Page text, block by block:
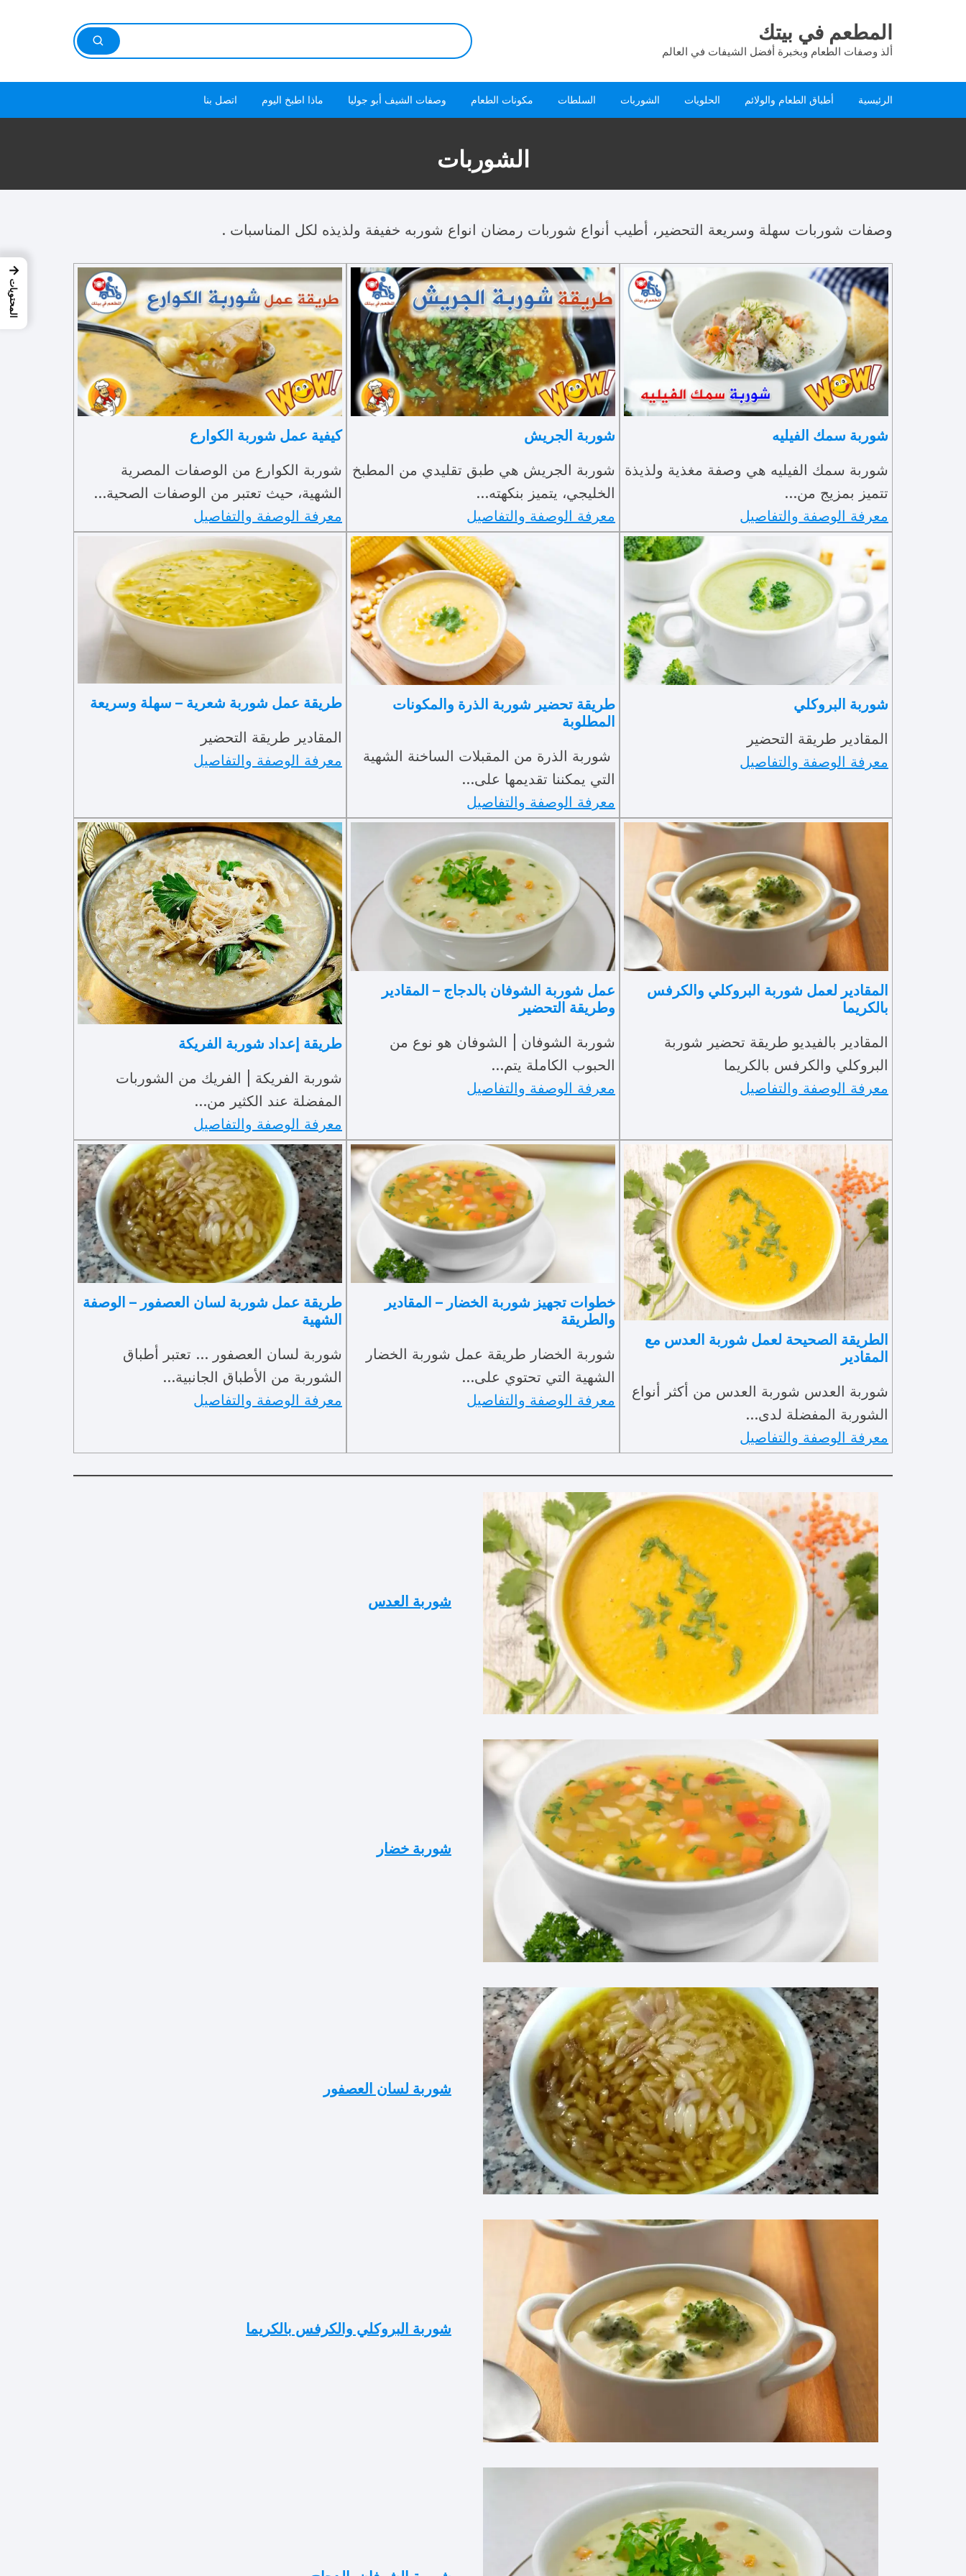
المطعم في بيتك
ألذ وصفات الطعام وبخبرة أفضل الشيفات في العالم
البحث
عن:
الرئيسية أطباق الطعام والولائم الحلويات الشوربات السلطات مكونات الطعام وصفات الشيف أبو جوليا ماذا اطبخ اليوم اتصل بنا
الشوربات
وصفات شوربات سهلة وسريعة التحضير، أطيب أنواع شوربات رمضان انواع شوربه خفيفة ولذيذه لكل المناسبات .
شوربة سمك الفيليه
شوربة سمك الفيليه هي وصفة مغذية ولذيذة
تتميز بمزيج من…
معرفة الوصفة والتفاصيل
شوربة الجريش
شوربة الجريش هي طبق تقليدي من المطبخ
الخليجي، يتميز بنكهته…
معرفة الوصفة والتفاصيل
كيفية عمل شوربة الكوارع
شوربة الكوارع من الوصفات المصرية
الشهية، حيث تعتبر من الوصفات الصحية…
معرفة الوصفة والتفاصيل
شوربة البروكلي
المقادير طريقة التحضير
معرفة الوصفة والتفاصيل
طريقة تحضير شوربة الذرة والمكونات
المطلوبة
شوربة الذرة من المقبلات الساخنة الشهية
التي يمكننا تقديمها على…
معرفة الوصفة والتفاصيل
طريقة عمل شوربة شعرية – سهلة وسريعة
المقادير طريقة التحضير
معرفة الوصفة والتفاصيل
المقادير لعمل شوربة البروكلي والكرفس
بالكريما
المقادير بالفيديو طريقة تحضير شوربة
البروكلي والكرفس بالكريما
معرفة الوصفة والتفاصيل
عمل شوربة الشوفان بالدجاج – المقادير
وطريقة التحضير
شوربة الشوفان | الشوفان هو نوع من
الحبوب الكاملة يتم…
معرفة الوصفة والتفاصيل
طريقة إعداد شوربة الفريكة
شوربة الفريكة | الفريك من الشوربات
المفضلة عند الكثير من…
معرفة الوصفة والتفاصيل
الطريقة الصحيحة لعمل شوربة العدس مع
المقادير
شوربة العدس شوربة العدس من أكثر أنواع
الشوربة المفضلة لدى…
معرفة الوصفة والتفاصيل
خطوات تجهيز شوربة الخضار – المقادير
والطريقة
شوربة الخضار طريقة عمل شوربة الخضار
الشهية التي تحتوي على…
معرفة الوصفة والتفاصيل
طريقة عمل شوربة لسان العصفور – الوصفة
الشهية
شوربة لسان العصفور … تعتبر أطباق
الشوربة من الأطباق الجانبية…
معرفة الوصفة والتفاصيل
شوربة العدس
شوربة خضار
شوربة لسان العصفور
شوربة البروكلي والكرفس بالكريما
→
المحتويات